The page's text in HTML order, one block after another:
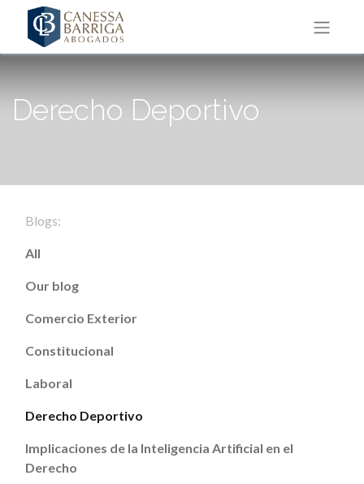
Derecho Deportivo
Blogs:
All
Our blog
Comercio Exterior
Constitucional
Laboral
Derecho Deportivo
Implicaciones de la Inteligencia Artificial en el
Derecho